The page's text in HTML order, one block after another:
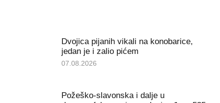
Dvojica pijanih vikali na konobarice,
jedan je i zalio pićem
07.08.2026
Požeško-slavonska i dalje u